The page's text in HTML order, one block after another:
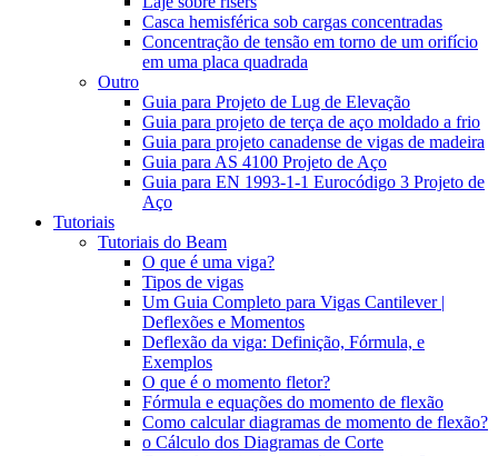
Casca hemisférica sob cargas concentradas
Concentração de tensão em torno de um orifício
em uma placa quadrada
Outro
Guia para Projeto de Lug de Elevação
Guia para projeto de terça de aço moldado a frio
Guia para projeto canadense de vigas de madeira
Guia para AS 4100 Projeto de Aço
Guia para EN 1993-1-1 Eurocódigo 3 Projeto de
Aço
Tutoriais
Tutoriais do Beam
O que é uma viga?
Tipos de vigas
Um Guia Completo para Vigas Cantilever |
Deflexões e Momentos
Deflexão da viga: Definição, Fórmula, e
Exemplos
O que é o momento fletor?
Fórmula e equações do momento de flexão
Como calcular diagramas de momento de flexão?
o Cálculo dos Diagramas de Corte